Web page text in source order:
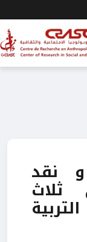
نقد
ثلاث